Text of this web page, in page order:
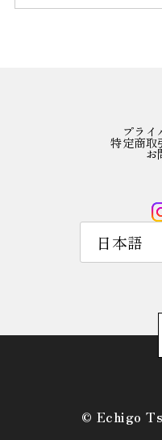
プライ
特定商取
お
©︎ Echigo